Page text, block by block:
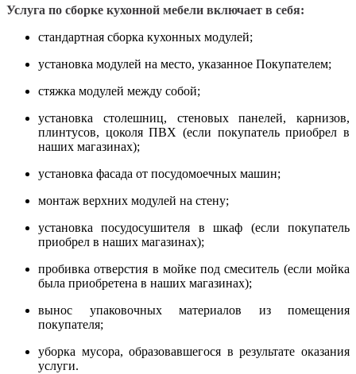
Услуга по сборке кухонной мебели включает в себя:
стандартная сборка кухонных модулей;
установка модулей на место, указанное Покупателем;
стяжка модулей между собой;
установка столешниц, стеновых панелей, карнизов,
плинтусов, цоколя ПВХ (если покупатель приобрел в
наших магазинах);
установка фасада от посудомоечных машин;
монтаж верхних модулей на стену;
установка посудосушителя в шкаф (если покупатель
приобрел в наших магазинах);
пробивка отверстия в мойке под смеситель (если мойка
была приобретена в наших магазинах);
вынос упаковочных материалов из помещения
покупателя;
уборка мусора, образовавшегося в результате оказания
услуги.